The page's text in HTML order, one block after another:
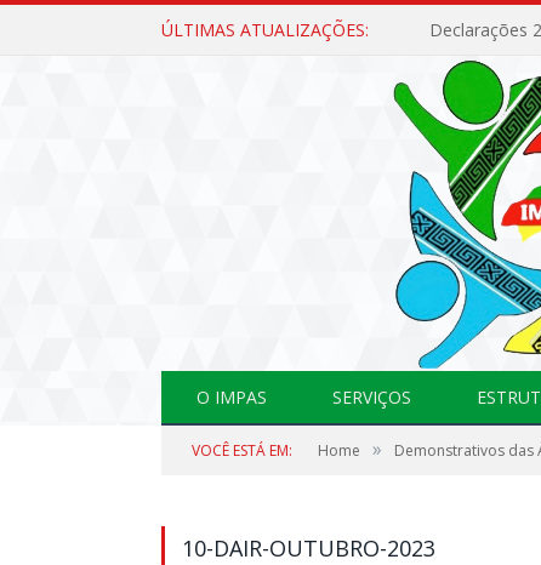
ÚLTIMAS ATUALIZAÇÕES: Declarações
O IMPAS SERVIÇOS
VOCÊ ESTÁ EM: Home » Demonstrativos das
10-DAIR-OUTUBRO-2023